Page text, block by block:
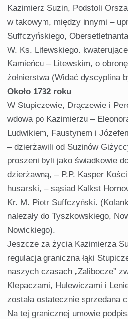
Kazimierz Suzin, Podstoli
w takowym, między innymi –
Suffczyńskiego,
W. Ks. Litewskiego,
Kamieńcu – Litewskim, o
żołnierstwa (Widać dyscyplina
Około 1732 roku
W Stupiczewie, Drączewie i
wdowa po Kazimierzu –
Ludwikiem, Faustynem i
– dzierżawili od Suzinów
proszeni byli jako świadkowie
dzierżawną, – P.P. Kasper
husarski, – sąsiad Kalkst
Kr. M. Piotr Suffczyński.
należały do Tyszkowskiego,
Nowickiego).
Jeszcze za życia Kazimierza
regulacja graniczna łąki
naszych czasach „Zalibocze”
Klepaczami, Hulewiczami i
została ostatecznie sprzedana
Na tej granicznej umowie